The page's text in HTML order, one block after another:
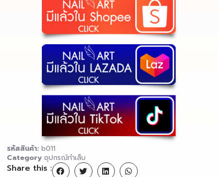
รหัสสินค้า: b011
Category อุปกรณ์ทำเล็บ
Share this :